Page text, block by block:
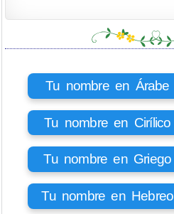
Tu nombre en Árabe
Tu nombre en Cirílico
Tu nombre en Griego
Tu nombre en Hebreo